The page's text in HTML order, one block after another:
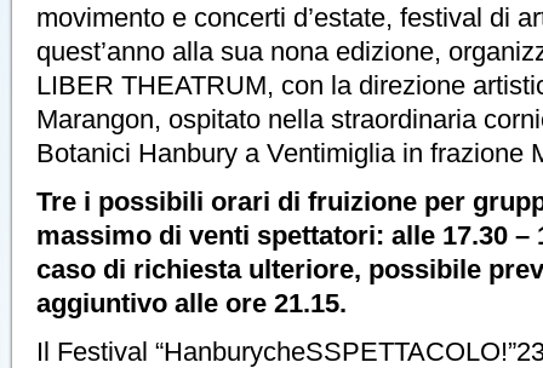
movimento e concerti d’estate, festival di
quest’anno alla sua nona edizione,
LIBER THEATRUM, con la direzione
Marangon, ospitato nella straordinaria
Botanici Hanbury a Ventimiglia in frazione
Tre i possibili orari di fruizione per
massimo di venti spettatori: alle 17.30 –
caso di richiesta ulteriore, possibile
aggiuntivo alle ore 21.15.
Il Festival